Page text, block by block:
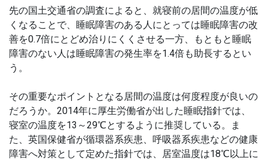
先の国土交通省の調査によると、就寝前の居間の温度が低
くなることで、睡眠障害のある人にとっては睡眠障害の改
善を0.7倍にとどめ治りにくくさせる一方、もともと睡眠
障害のない人は睡眠障害の発生率を1.4倍も助長するとい
う。
その重要なポイントとなる居間の温度は何度程度が良いの
だろうか。2014年に厚生労働省が出した睡眠指針では、
寝室の温度を13～29℃とするように推奨している。ま
た、英国保健省が循環器系疾患、呼吸器系疾患などの健康
障害へ対策として定めた指針では、居室温度は18℃以上に